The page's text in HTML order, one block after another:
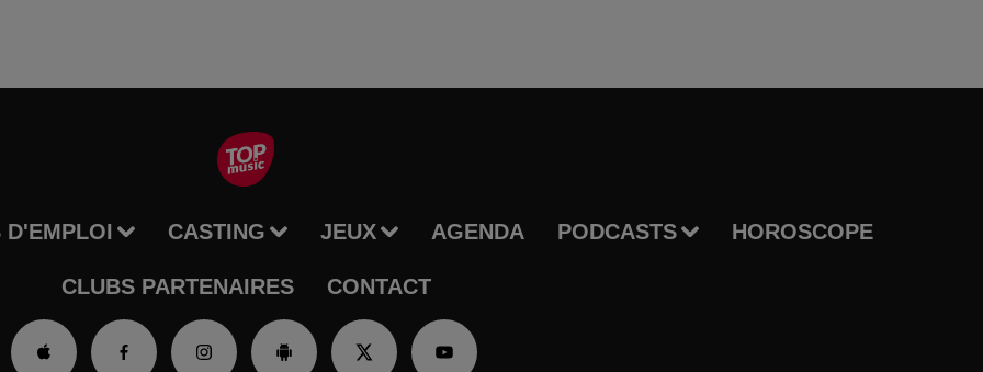
D'EMPLOI CASTING JEUX AGENDA PODCASTS HOROSCOPE
CLUBS PARTENAIRES CONTACT